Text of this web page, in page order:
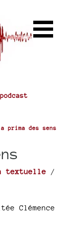
podcast
prima des sens
textuelle /
Clémence